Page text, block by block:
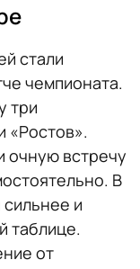
стали
чемпионата.
три
«Ростов».
очную встречу
В
и
таблице.
от